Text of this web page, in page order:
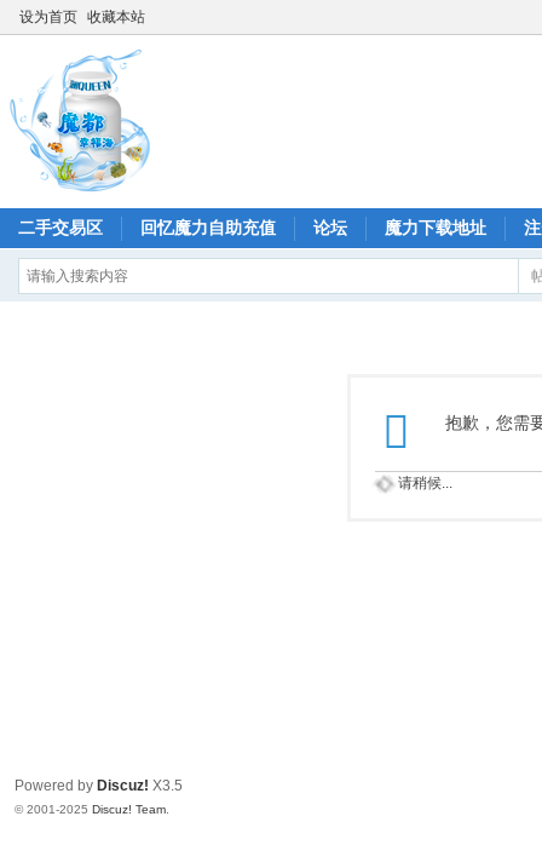
设为首页 收藏本站
二手交易区 回忆魔力自助充值 论坛 魔力下载地址
抱歉，您需
请稍候...
Powered by Discuz! X3.5
© 2001-2025 Discuz! Team